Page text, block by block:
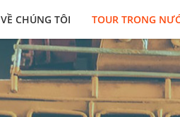
VỀ CHÚNG TÔI TOUR TRONG